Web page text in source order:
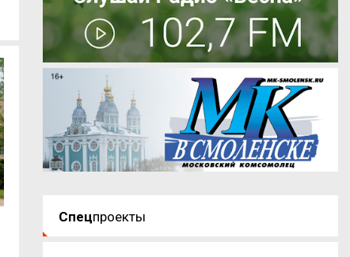
Смолянка взяла золото на
Спецпроекты